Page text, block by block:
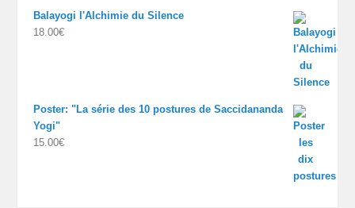
Balayogi l'Alchimie du Silence
18.00€
Poster: "La série des 10 postures de Saccidananda
Yogi"
15.00€